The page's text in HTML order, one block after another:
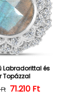
Labradorittal és
Topázzal
Normál ár
71.210 Ft